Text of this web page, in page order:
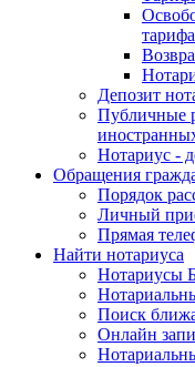
тарифа
Депозит
Публичные
Нотариус -
Обращения
Порядок
Личный
Прямая
Найти нотариуса
Нотариусы
Поиск
Онлайн